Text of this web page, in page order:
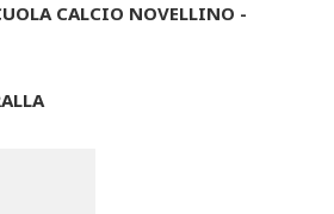
CALCIO NOVELLINO -